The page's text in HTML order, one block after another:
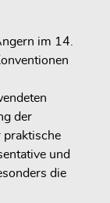
im 14.
der
praktische
und
die